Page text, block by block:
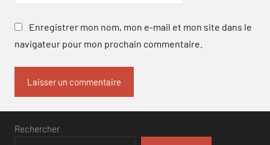
Enregistrer mon nom, mon e-mail et mon site dans le
navigateur pour mon prochain commentaire.
Rechercher